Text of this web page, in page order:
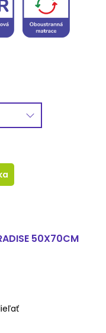
50X70CM